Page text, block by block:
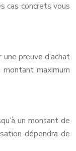
cas concrets vous
preuve d’achat
maximum
un montant de
dépendra de